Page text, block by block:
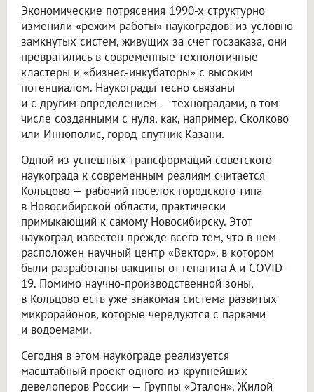
Экономические потрясения 1990-х структурно
изменили «режим работы» наукоградов: из условно
замкнутых систем, живущих за счет госзаказа, они
превратились в современные технологичные
кластеры и «бизнес-инкубаторы» с высоким
потенциалом. Наукограды тесно связаны
и с другим определением — техноградами, в том
числе созданными с нуля, как, например, Сколково
или Иннополис, город-спутник Казани.
Одной из успешных трансформаций советского
наукограда к современным реалиям считается
Кольцово — рабочий поселок городского типа
в Новосибирской области, практически
примыкающий к самому Новосибирску. Этот
наукоград известен прежде всего тем, что в нем
расположен научный центр «Вектор», в котором
были разработаны вакцины от гепатита А и COVID-
19. Помимо научно-производственной зоны,
в Кольцово есть уже знакомая система развитых
микрорайонов, которые чередуются с парками
и водоемами.
Сегодня в этом наукограде реализуется
масштабный проект одного из крупнейших
девелоперов России — Группы «Эталон». Жилой